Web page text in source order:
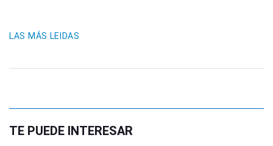
LAS MÁS LEIDAS
TE PUEDE INTERESAR